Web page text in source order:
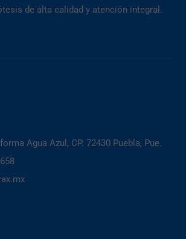
de alta calidad y atención integral.
Agua Azul, CP. 72430 Puebla, Pue.